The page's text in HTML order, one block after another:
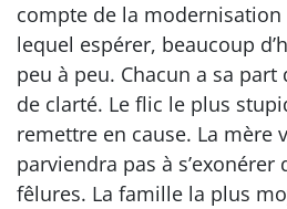
compte de la modernisation
lequel espérer, beaucoup
peu à peu. Chacun a sa part
de clarté. Le flic le plus
remettre en cause. La mère
parviendra pas à s’exonérer
fêlures. La famille la plus